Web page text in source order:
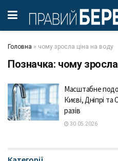
Головна » чому зросла ціна на воду
Позначка: чому
Масштабне
Києві, Дніпрі та
разів
30.05.2026